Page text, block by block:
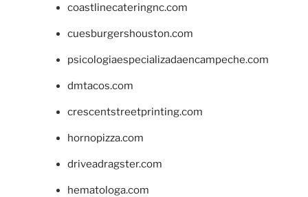
coastlinecateringnc.com
cuesburgershouston.com
psicologiaespecializadaencampeche.com
dmtacos.com
crescentstreetprinting.com
hornopizza.com
driveadragster.com
hematologa.com